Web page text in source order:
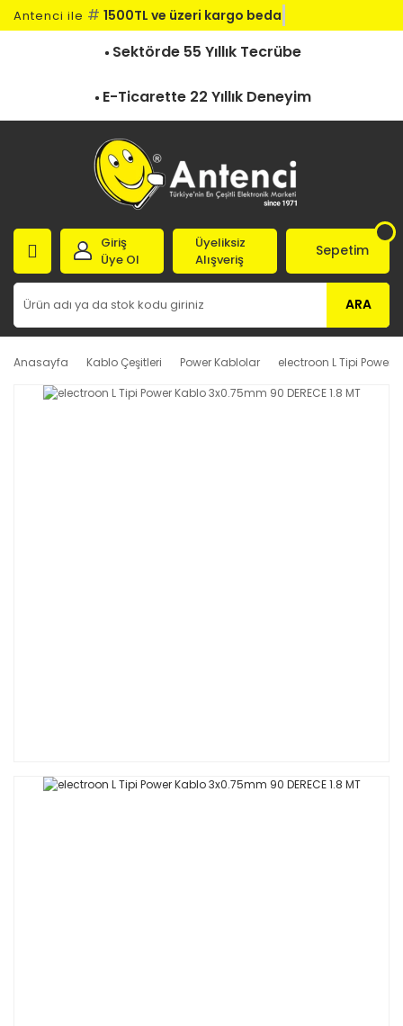
Antenci ile # 1500TL ve üzeri kargo bedav
Sektörde 55 Yıllık Tecrübe
E-Ticarette 22 Yıllık Deneyim
ARA
Giriş
Üye Ol
Üyeliksiz
Alışveriş
Sepetim
Anasayfa Kablo Çeşitleri Power Kablolar electroon L Tipi Power